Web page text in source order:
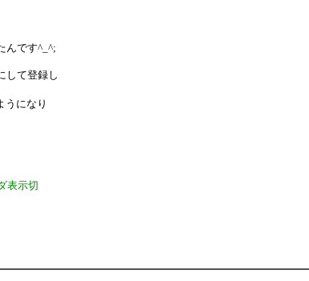
んです^_^;
して登録し
うになり
表示切